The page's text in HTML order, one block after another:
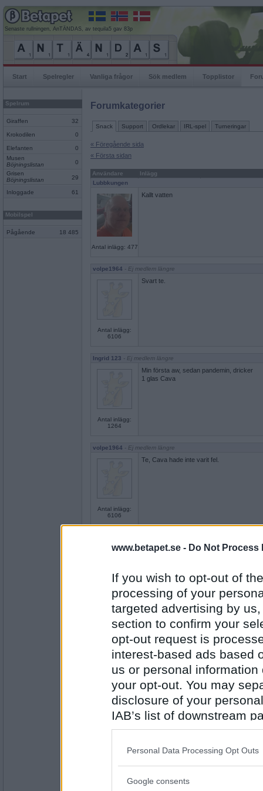
www.betapet.se - Do Not Process
If you wish to opt-out of
processing of your
targeted advertising by
section to confirm your
opt-out request is
interest-based ads based
us or personal
your opt-out. You may
disclosure of your
IAB’s list of downstream
also be disclosed by us
Downstream Participants
Please note that this
Personal Data Processing Opt Outs
Google consents
Senaste rullningen, AnTÄNDAS, av tequila5 gav 83p
Start Spelregler Vanliga frågor Sök medlem Topplistor
Spelrum
Giraffen 32
Krokodilen 0
Elefanten
0
Musen
Böjningslistan
0
Grisen
Böjningslistan
29
Inloggade 61
Mobilspel
Pågående 18 485
Forumkategorier
Snack Support Ordlekar IRL-spel Turneringar
« Föregående sida
« Första sidan
Användare
Inlägg
Lubbkungen
Antal inlägg: 477
Kallt vatten
volpe1964 - Ej medlem längre
Antal inlägg:
6106
Svart te.
Ingrid 123 - Ej medlem längre
Antal inlägg:
1264
Min första aw, sedan pandemin, dricker
1 glas Cava
volpe1964 - Ej medlem längre
Antal inlägg:
6106
Te, Cava hade inte varit fel.
Antal inlägg:
22535
Dagen andra stora glas med kaffe
tysken69
Antal inlägg:
1618
En stor kopp te
SmålandsMira
Antal inlägg: